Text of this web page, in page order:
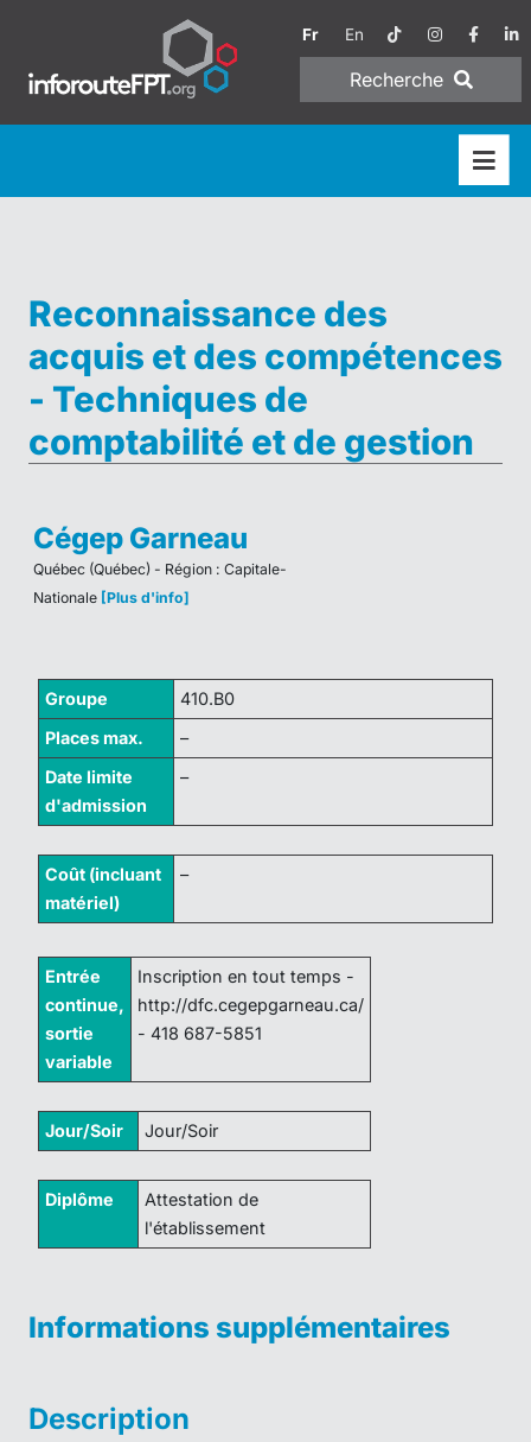
Fr En
Recherche
Reconnaissance des
acquis et des compétences
- Techniques de
comptabilité et de gestion
Cégep Garneau
Québec (Québec) - Région : Capitale-
Nationale [Plus d'info]
Groupe
410.B0
Places max.
–
Date limite
d'admission
–
Coût (incluant
matériel)
–
Entrée
continue,
sortie
variable
Inscription en tout temps -
http://dfc.cegepgarneau.ca/
- 418 687-5851
Jour/Soir Jour/Soir
Diplôme
Attestation de
l'établissement
Informations supplémentaires